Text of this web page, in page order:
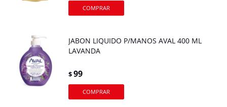
JABON LIQUIDO P/MANOS AVAL 400 ML
LAVANDA
$99